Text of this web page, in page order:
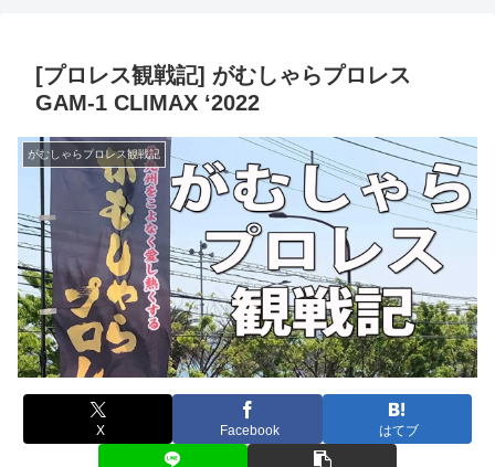
[プロレス観戦記] がむしゃらプロレス
GAM-1 CLIMAX ‘2022
がむしゃらプロレス観戦記
X Facebook はてブ